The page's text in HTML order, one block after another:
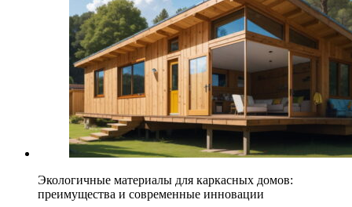
Экологичные материалы для каркасных домов:
преимущества и современные инновации